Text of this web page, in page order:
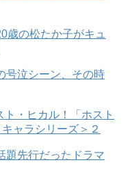
歳の松たか子がキュ
号泣シーン、その時
・ヒカル！「ホスト
ャラシリーズ＞２
題先行だったドラマ